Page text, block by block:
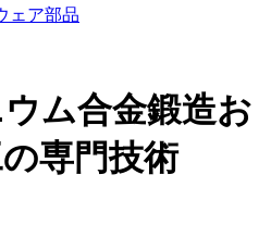
ェア部品
ム合金鍛造お
専門技術